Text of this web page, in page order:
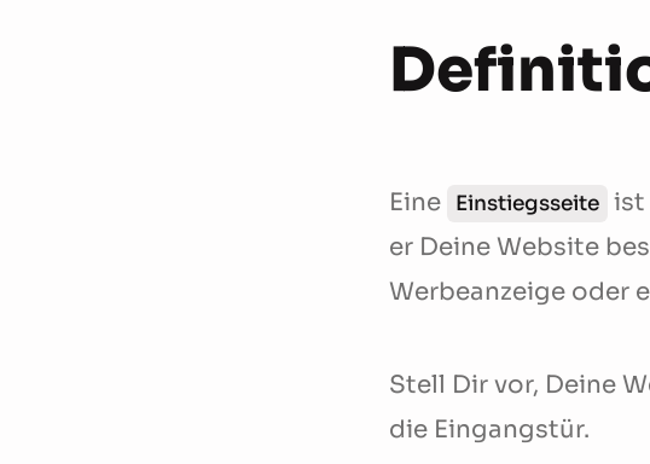
Eine Einstiegsseite ist
er Deine Website
Werbeanzeige oder
Stell Dir vor, Deine
die Eingangstür.